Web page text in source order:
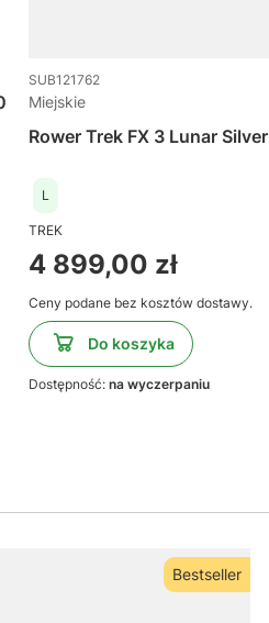
SUB121762
Miejskie
Rower Trek FX 3 Lunar Silver
L
TREK
Cena
4 899,00 zł
Ceny podane bez kosztów dostawy.
Do koszyka
Dostępność: na wyczerpaniu
Bestseller